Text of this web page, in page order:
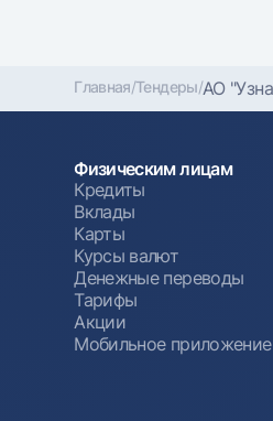
Главная/Тендеры/АО
Физическим лицам
Кредиты
Вклады
Карты
Курсы валют
Денежные переводы
Тарифы
Акции
Мобильное